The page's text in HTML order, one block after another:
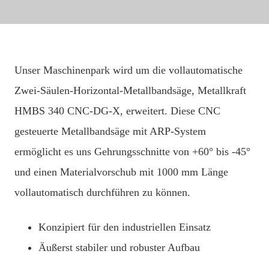
Unser Maschinenpark wird um die vollautomatische
Zwei-Säulen-Horizontal-Metallbandsäge, Metallkraft
HMBS 340 CNC-DG-X, erweitert. Diese CNC
gesteuerte Metallbandsäge mit ARP-System
ermöglicht es uns Gehrungsschnitte von +60° bis -45°
und einen Materialvorschub mit 1000 mm Länge
vollautomatisch durchführen zu können.
Konzipiert für den industriellen Einsatz
Äußerst stabiler und robuster Aufbau